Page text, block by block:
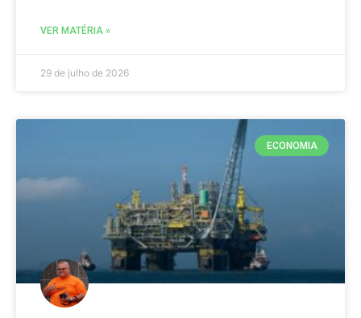
VER MATÉRIA »
29 de julho de 2026
ECONOMIA